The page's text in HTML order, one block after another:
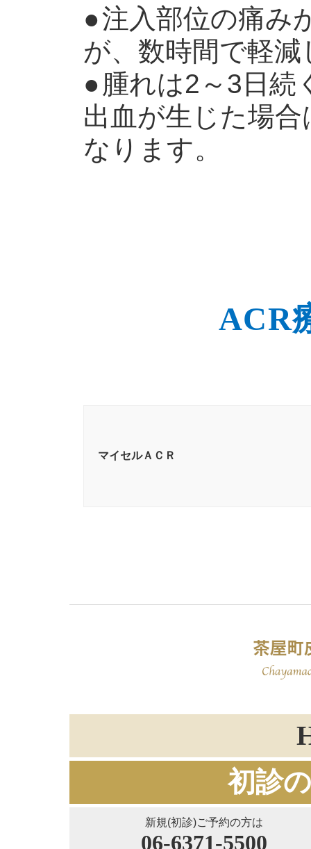
●注入部位の痛み
が、数時間で軽減
● 腫れは2～3日続
出血が生じた場
なります。
ACR
マイセルＡＣＲ
初診
新規(初診)ご予約の方は
06-6371-5500